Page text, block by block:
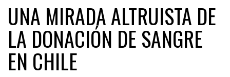
UNA MIRADA ALTRUISTA DE
LA DONACIÓN DE SANGRE
EN CHILE